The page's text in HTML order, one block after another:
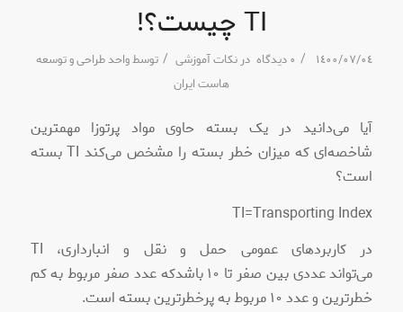
TI چیست؟!
١٤٠٠/٠٧/٠٤ / ٠ دیدگاه درنکات آموزشی / توسطواحد طراحی و توسعه
هاست ایران
آیا می‌دانید در یک بسته حاوی مواد پرتوزا مهمترین
شاخصه‌ای که میزان خطر بسته را مشخص می‌کند TI بسته
است؟
TI=Transporting Index
در کاربردهای عمومی حمل و نقل و انبارداری، TI
می‌تواند عددی بین صفر تا ١٠ باشدکه عدد صفر مربوط به کم
خطرترین و عدد ١٠ مربوط به پرخطرترین بسته است.